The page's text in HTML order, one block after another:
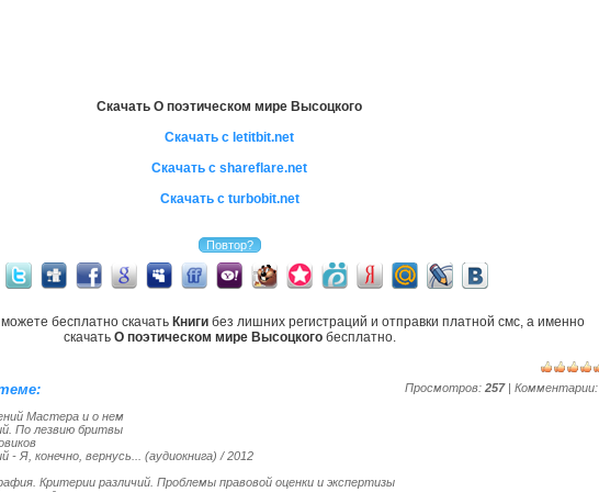
Скачать О поэтическом мире Высоцкого
Скачать с letitbit.net
Скачать с shareflare.net
Скачать с turbobit.net
бесплатно скачать Книгибез лишних регистраций и отправки платной смс, а именно
скачать О поэтическом мире Высоцкогобесплатно.
Просмотров: 257|
Мастера и о нем
По лезвию бритвы
- Я, конечно, вернусь... (аудиокнига) / 2012
Критерии различий. Проблемы правовой оценки и экспертизы